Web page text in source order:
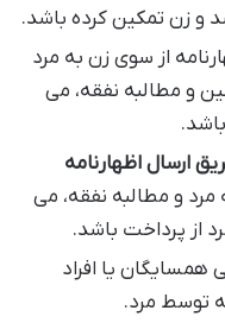
و زن تمکین کرده باشد.
از سوی زن به مرد
و مطالبه نفقه، می
ارسال اظهارنامه
مرد و مطالبه نفقه، می
از پرداخت باشد.
یا افراد
توسط مرد.